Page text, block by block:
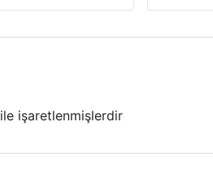
ile işaretlenmişlerdir